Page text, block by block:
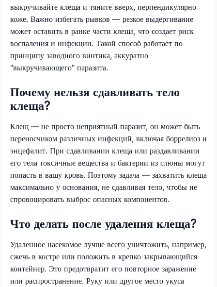
выкручивайте клеща и тяните вверх, перпендикулярно
коже. Важно избегать рывков — резкое выдергивание
может оставить в ранке части клеща, что создает риск
воспаления и инфекции. Такой способ работает по
принципу заводного винтика, аккуратно
"выкручивающего" паразита.
Почему нельзя сдавливать тело
клеща?
Клещ — не просто неприятный паразит, он может быть
переносчиком различных инфекций, включая боррелиоз и
энцефалит. При сдавливании клеща или раздавливании
его тела токсичные вещества и бактерии из слюны могут
попасть в вашу кровь. Поэтому задача — захватить клеща
максимально у основания, не сдавливая тело, чтобы не
спровоцировать выброс опасных компонентов.
Что делать после удаления клеща?
Удаленное насекомое лучше всего уничтожить, например,
сжечь в костре или положить в крепко закрывающийся
контейнер. Это предотвратит его повторное заражение
или распространение. Руку или другое место укуса